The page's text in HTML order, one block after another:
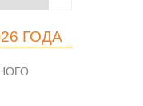
ГОДА